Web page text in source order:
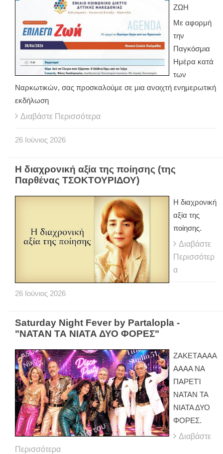
ΖΩΗ
Με αφορμή
την
Παγκόσμια
Ημέρα κατά
των
Ναρκωτικών, σας προσκαλούμε σε μια ανοιχτή ενημερωτική
εκδήλωση
Διαβάστε Περισσότερα
26 Ιούνιος 2026
Η διαχρονική αξία της ποίησης (της
Παρθένας ΤΣΟΚΤΟΥΡΙΔΟΥ)
Η διαχρονική
αξία της
ποίησης.
Διαβάστε
Περισσότερ
α
26 Ιούνιος 2026
Saturday Night Fever by Partalopla -
"ΝΑΤΑΝ ΤΑ ΝΙΑΤΑ ΔΥΟ ΦΟΡΕΣ"
ΖAKETΑΑΑΑ
ΑΑΑΑ ΝΑ
ΠΑΡΕΤΊ
ΝΑΤΑΝ ΤΑ
ΝΙΑΤΑ ΔΥΟ
ΦΟΡΕΣ.
Διαβάστε
Περισσότερα